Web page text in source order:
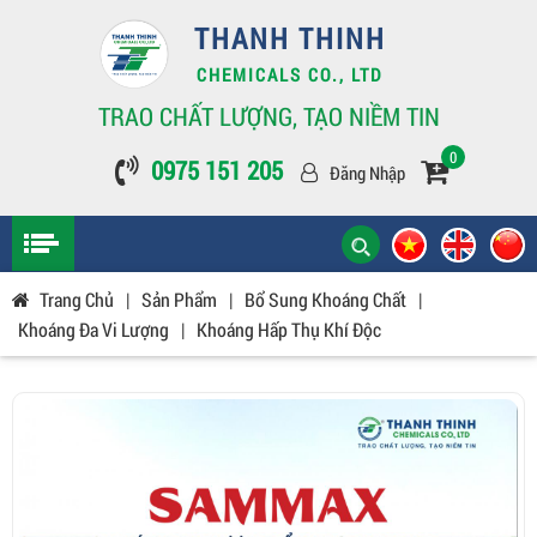
THANH THINH
CHEMICALS CO., LTD
TRAO CHẤT LƯỢNG, TẠO NIỀM TIN
0975 151 205
Đăng Nhập
0
Trang Chủ | Sản Phẩm | Bổ Sung Khoáng Chất |
Khoáng Đa Vi Lượng | Khoáng Hấp Thụ Khí Độc